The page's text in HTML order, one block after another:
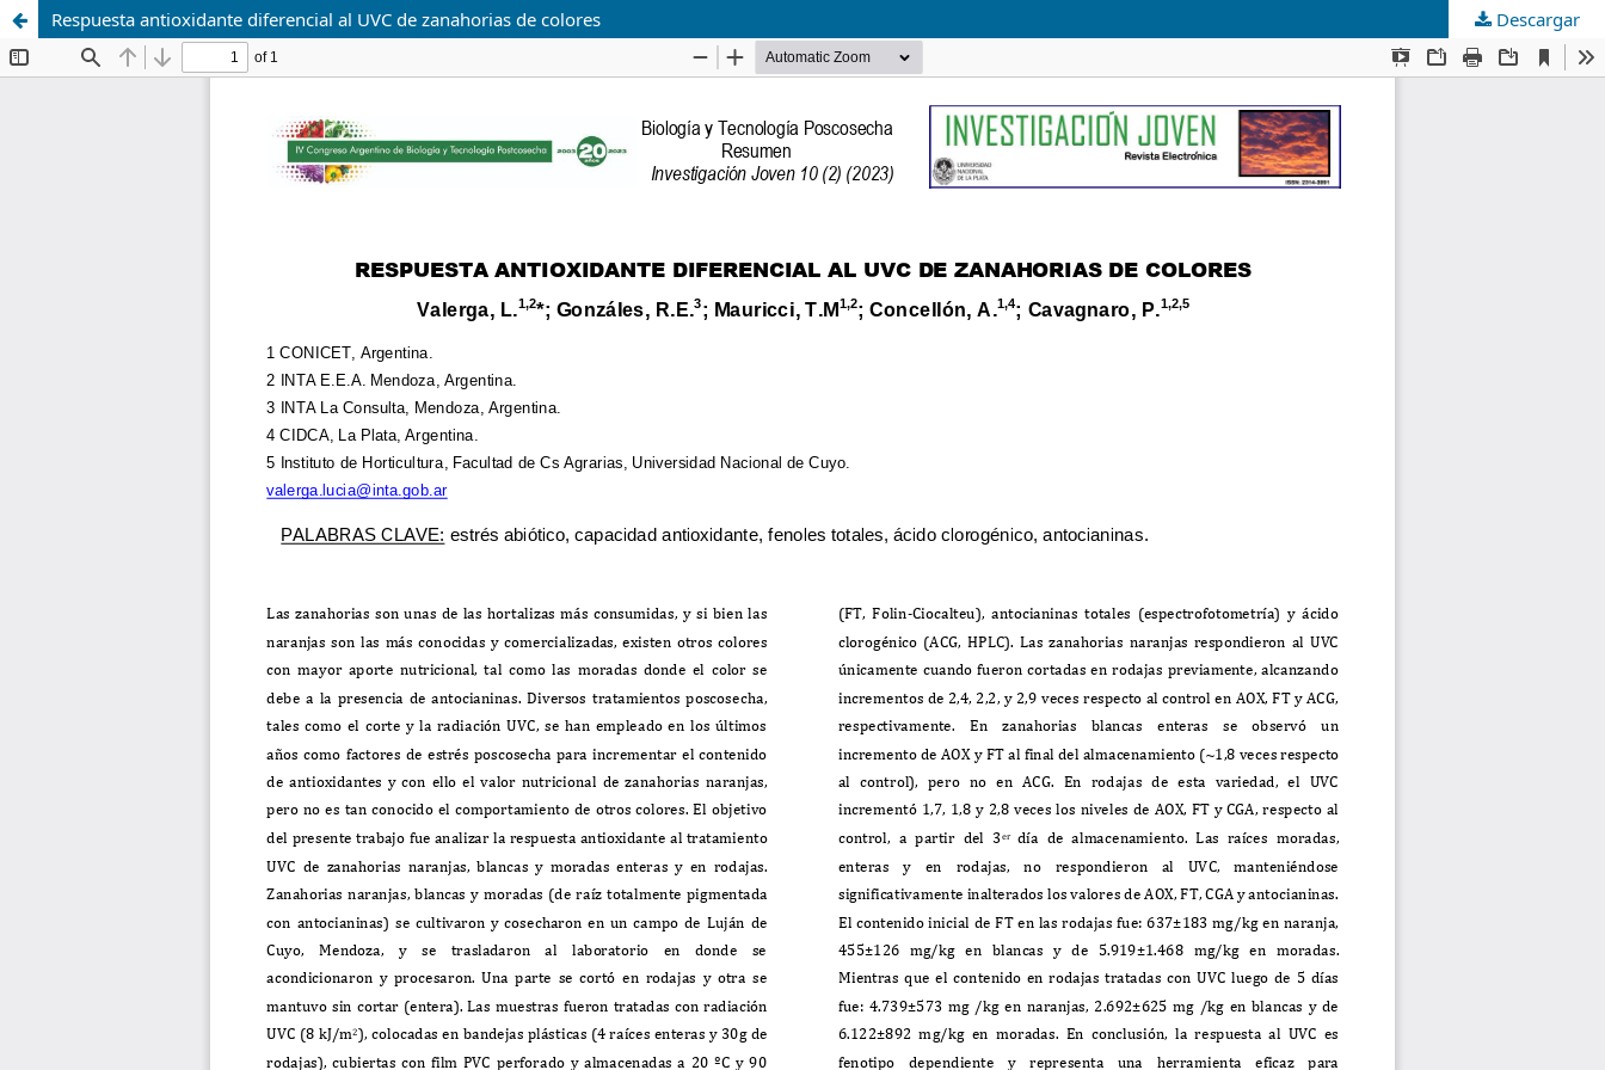
Respuesta antioxidante diferencial al UVC de zanahorias de colores Descargar